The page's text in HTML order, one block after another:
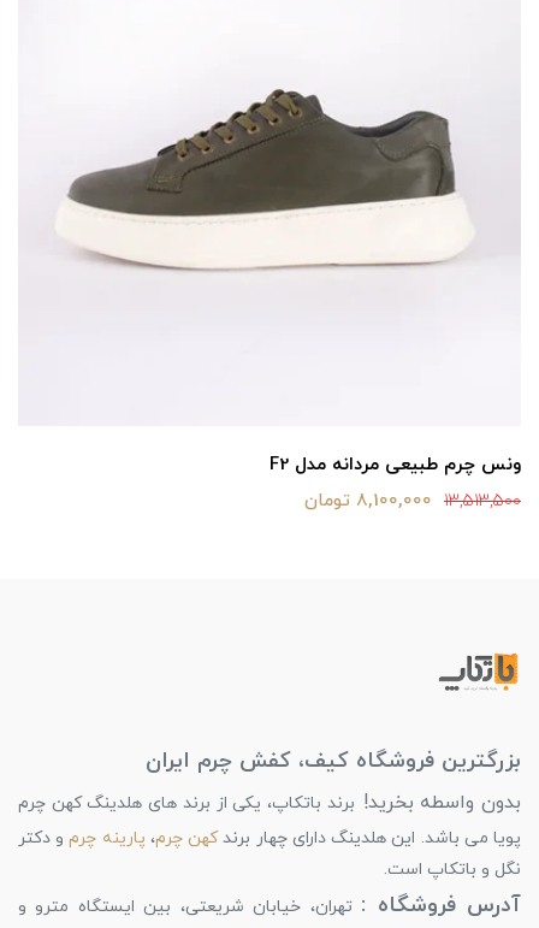
ونس چرم طبیعی مردانه مدل F2
13,513,500 8,100,000 تومان
بزرگترین فروشگاه کیف، کفش چرم ایران
بدون واسطه بخرید! برند باتکاپ، یکی از برند های هلدینگ کهن چرم
پویا می باشد. این هلدینگ دارای چهار برندکهن چرم، پارینه چرمو دکتر
نگل و باتکاپ است.
آدرس فروشگاه : تهران، خیابان شریعتی، بین ایستگاه مترو و